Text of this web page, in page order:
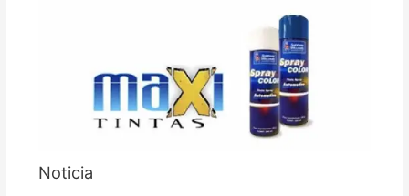
Noticia